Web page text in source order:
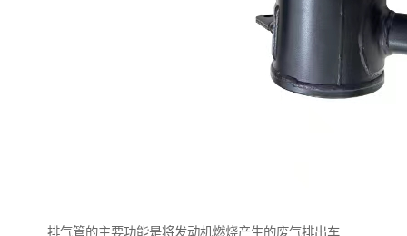
排气管的主要功能是将发动机燃烧产生的废气排出车